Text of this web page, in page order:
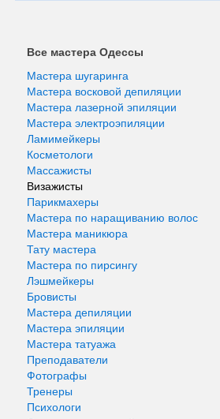
Все мастера Одессы
Мастера шугаринга
Мастера восковой депиляции
Мастера лазерной эпиляции
Мастера электроэпиляции
Ламимейкеры
Косметологи
Массажисты
Визажисты
Парикмахеры
Мастера по наращиванию волос
Мастера маникюра
Тату мастера
Мастера по пирсингу
Лэшмейкеры
Бровисты
Мастера депиляции
Мастера эпиляции
Мастера татуажа
Преподаватели
Фотографы
Тренеры
Психологи